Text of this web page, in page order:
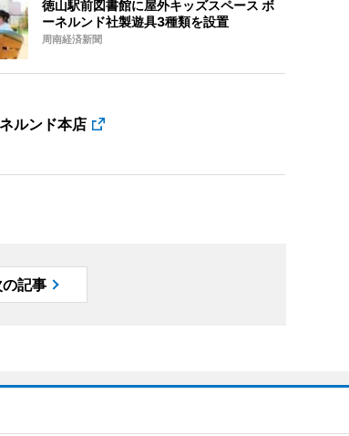
徳山駅前図書館に屋外キッズスペース ボ
ーネルンド社製遊具3種類を設置
周南経済新聞
ルンド本店
の記事